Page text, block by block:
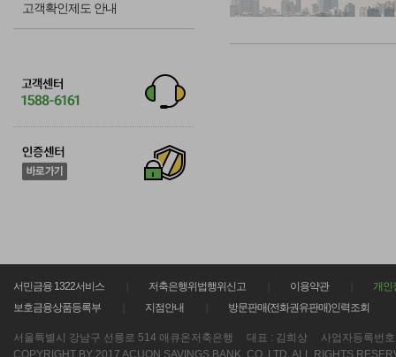
고객확인제도 안내
서민금융 1322서비스 저축은행위법행위신고 이용약관
개인
보호금융상품등록부
지점안내 방문판매(전화권유판매)인력조회
서울특별시 강남구 선릉로 514 애큐온저축은행 대표 : 김희상 사업자등록번
COPYRIGHT BY 2017 ACUON SAVINGS BANK. CO. LTD. ALL RIGHTS